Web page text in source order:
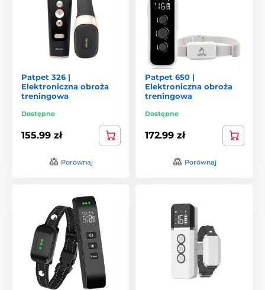
Patpet 326 |
Elektroniczna obroża
treningowa
Dostępne
155.99 zł
Porównaj
Patpet 650 |
Elektroniczna obroża
treningowa
Dostępne
172.99 zł
Porównaj